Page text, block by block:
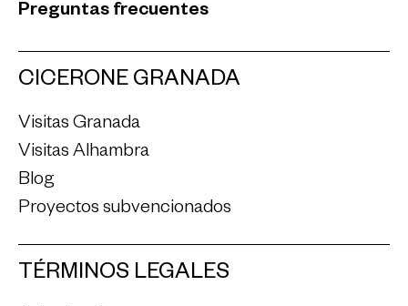
Preguntas frecuentes
CICERONE GRANADA
Visitas Granada
Visitas Alhambra
Blog
Proyectos subvencionados
TÉRMINOS LEGALES